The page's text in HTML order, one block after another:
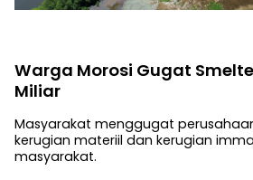
Warga Morosi Gugat
Miliar
Masyarakat menggugat
kerugian materiil dan kerugian
masyarakat.